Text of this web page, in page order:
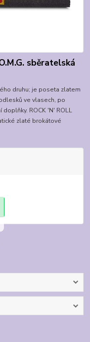
sběratelská
druhu; je poseta zlatem
ve vlasech, po
ROCK 'N' ROLL
zlaté brokátové